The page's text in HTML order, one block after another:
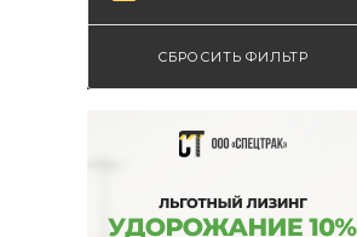
СБРОСИТЬ ФИЛЬТР